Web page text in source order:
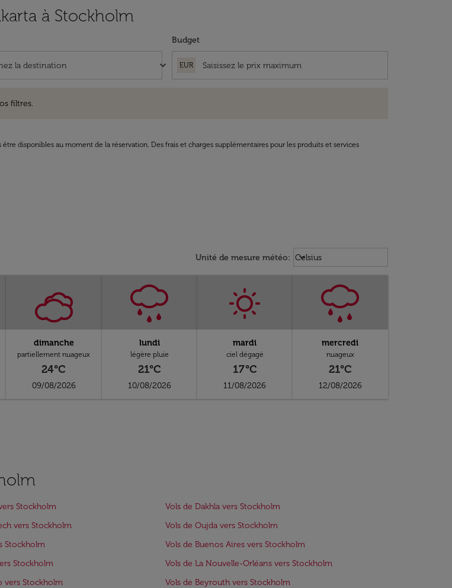
à Stockholm
keyboard_arrow_down
Budget
EUR
filtres.
disponibles au moment de la réservation. Des frais et charges supplémentaires pour les produits et services
Unité de mesure météo: Weather unit option Celsius
Celsius
keyboard_arrow_down
dimanche
partiellement nuageux
24°C
09/08/2026
lundi
légère pluie
21°C
10/08/2026
mardi
ciel dégagé
17°C
11/08/2026
mercredi
nuageux
21°C
12/08/2026
Stockholm
Vols de Dakhla vers Stockholm
vers Stockholm
Vols de Oujda vers Stockholm
Stockholm
Vols de Buenos Aires vers Stockholm
Stockholm
Vols de La Nouvelle-Orléans vers Stockholm
vers Stockholm Vols de Beyrouth vers Stockholm